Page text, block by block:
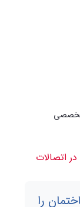
تخصصی
اتصالات
را